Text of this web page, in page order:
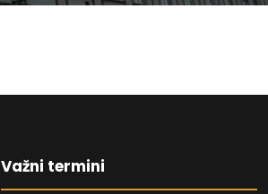
Važni termini